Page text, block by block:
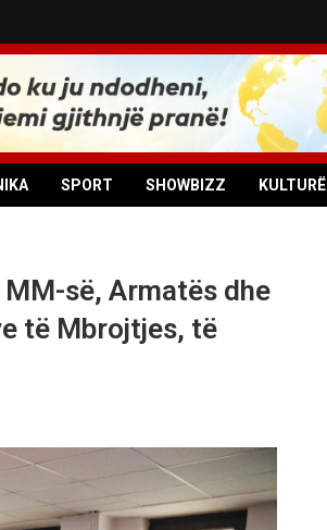
SPORT SHOWBIZZ KULTURË
së, Armatës dhe
të Mbrojtjes, të